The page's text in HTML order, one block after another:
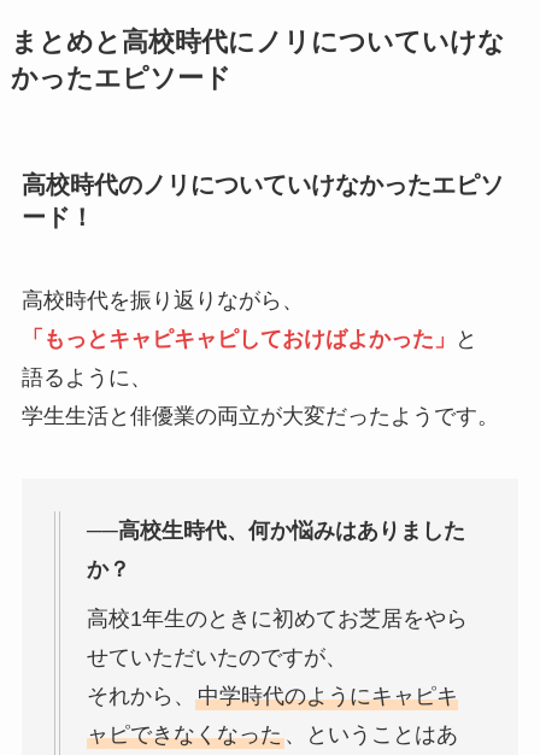
まとめと高校時代にノリについていけな
かったエピソード
高校時代のノリについていけなかったエピソ
ード！
高校時代を振り返りながら、
「もっとキャピキャピしておけばよかった」
と
語るように、
学生生活と俳優業の両立が大変だったようです。
──高校生時代、何か悩みはありました
か？
高校1年生のときに初めてお芝居をやら
せていただいたのですが、
それから、 中学時代のようにキャピキ
ャピできなくなった、ということはあ